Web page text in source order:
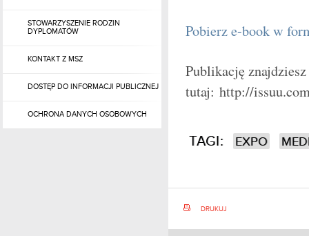
STOWARZYSZENIE RODZIN
DYPLOMATÓW
KONTAKT Z MSZ
DOSTĘP DO INFORMACJI PUBLICZNEJ
OCHRONA DANYCH OSOBOWYCH
Pobierz e-book w
Publikację
tutaj: http://
TAGI: EXPO
DRUKUJ